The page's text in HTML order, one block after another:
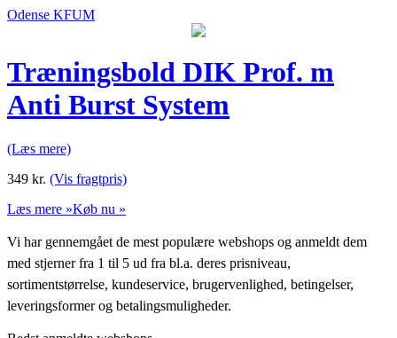
Odense KFUM
Træningsbold DIK Prof. m
Anti Burst System
(Læs mere)
349 kr. (Vis fragtpris)
Læs mere »Køb nu »
Vi har gennemgået de mest populære webshops og anmeldt dem
med stjerner fra 1 til 5 ud fra bl.a. deres prisniveau,
sortimentstørrelse, kundeservice, brugervenlighed, betingelser,
leveringsformer og betalingsmuligheder.